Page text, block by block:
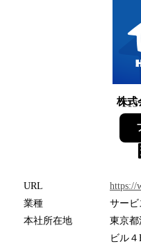
株113
URL
https://
業種
サービ
本社所在地
東京都
ビル４